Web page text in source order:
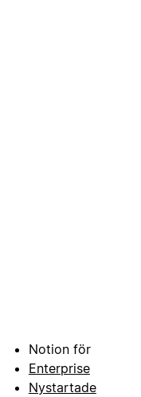
Notion för
Enterprise
Nystartade